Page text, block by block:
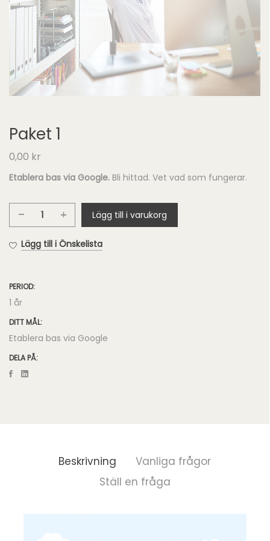
Paket 1
0,00 kr
Etablera bas via Google. Bli hittad. Vet vad som fungerar.
Paket
mängd
Lägg till i varukorg
Lägg till i Önskelista
PERIOD:
1 år
DITT MÅL:
Etablera bas via Google
DELA PÅ:
Beskrivning
Vanliga frågor
Ställ en fråga